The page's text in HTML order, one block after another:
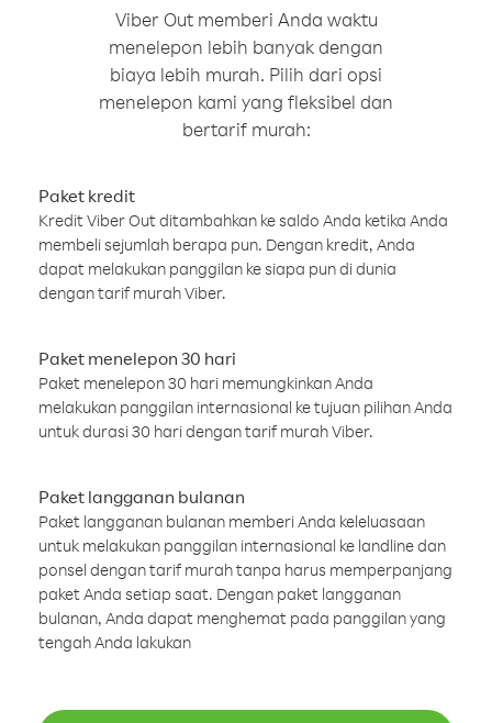
Viber Out memberi Anda waktu
menelepon lebih banyak dengan
biaya lebih murah. Pilih dari opsi
menelepon kami yang fleksibel dan
bertarif murah:
Paket kredit
Kredit Viber Out ditambahkan ke saldo Anda ketika Anda
membeli sejumlah berapa pun. Dengan kredit, Anda
dapat melakukan panggilan ke siapa pun di dunia
dengan tarif murah Viber.
Paket menelepon 30 hari
Paket menelepon 30 hari memungkinkan Anda
melakukan panggilan internasional ke tujuan pilihan Anda
untuk durasi 30 hari dengan tarif murah Viber.
Paket langganan bulanan
Paket langganan bulanan memberi Anda keleluasaan
untuk melakukan panggilan internasional ke landline dan
ponsel dengan tarif murah tanpa harus memperpanjang
paket Anda setiap saat. Dengan paket langganan
bulanan, Anda dapat menghemat pada panggilan yang
tengah Anda lakukan